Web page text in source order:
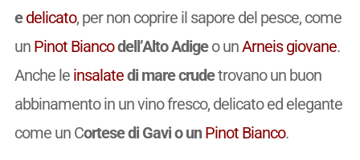
edelicato, per non coprire il sapore del pesce, come
un Pinot Biancodell’Alto Adigeo unArneis giovane.
Anche le insalatedi mare crudetrovano un buon
abbinamento in un vino fresco, delicato ed elegante
come un Cortese di Gavi o unPinot Bianco.